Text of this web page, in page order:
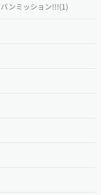
ンミッション!!!(1)